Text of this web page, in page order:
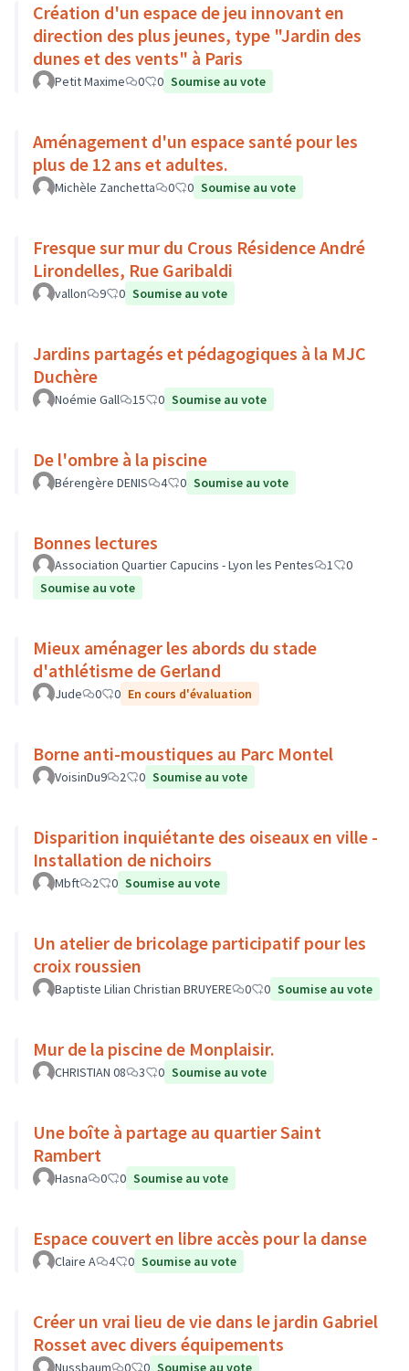
Création d'un espace de jeu innovant en
direction des plus jeunes, type "Jardin des
dunes et des vents" à Paris
Petit Maxime 0 0 Soumise au vote
Aménagement d'un espace santé pour les
plus de 12 ans et adultes.
Michèle Zanchetta 0 0 Soumise au vote
Fresque sur mur du Crous Résidence André
Lirondelles, Rue Garibaldi
vallon 9 0 Soumise au vote
Jardins partagés et pédagogiques à la MJC
Duchère
Noémie Gall 15 0 Soumise au vote
De l'ombre à la piscine
Bérengère DENIS 4 0 Soumise au vote
Bonnes lectures
Association Quartier Capucins - Lyon les Pentes 1
0
Soumise au vote
Mieux aménager les abords du stade
d'athlétisme de Gerland
Jude 0 0 En cours d'évaluation
Borne anti-moustiques au Parc Montel
VoisinDu9 2 0 Soumise au vote
Disparition inquiétante des oiseaux en ville -
Installation de nichoirs
Mbft 2 0 Soumise au vote
Un atelier de bricolage participatif pour les
croix roussien
Baptiste Lilian Christian BRUYERE 0 0 Soumise au vote
Mur de la piscine de Monplaisir.
CHRISTIAN 08 3 0 Soumise au vote
Une boîte à partage au quartier Saint
Rambert
Hasna 0 0 Soumise au vote
Espace couvert en libre accès pour la danse
Claire A 4 0 Soumise au vote
Créer un vrai lieu de vie dans le jardin Gabriel
Rosset avec divers équipements
Nussbaum 0 0 Soumise au vote